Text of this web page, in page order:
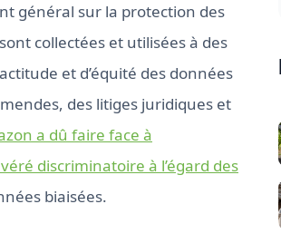
général sur la protection des
collectées et utilisées à des
et d’équité des données
des litiges juridiques et
a dû faire face à
discriminatoire à l’égard des
biaisées.